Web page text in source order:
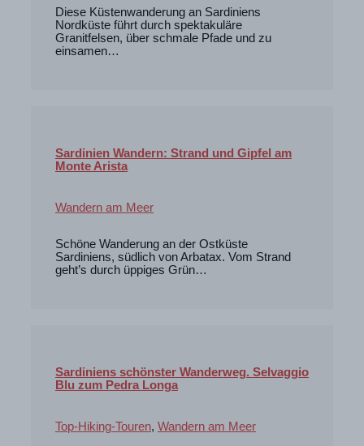
Diese Küstenwanderung an Sardiniens
Nordküste führt durch spektakuläre
Granitfelsen, über schmale Pfade und zu
einsamen…
Sardinien Wandern: Strand und Gipfel am
Monte Arista
Wandern am Meer
Schöne Wanderung an der Ostküste
Sardiniens, südlich von Arbatax. Vom Strand
geht’s durch üppiges Grün…
Sardiniens schönster Wanderweg. Selvaggio
Blu zum Pedra Longa
Top-Hiking-Touren, Wandern am Meer